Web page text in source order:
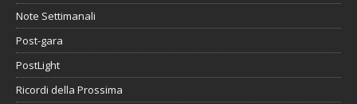
Note Settimanali
Post-gara
PostLight
Ricordi della Prossima